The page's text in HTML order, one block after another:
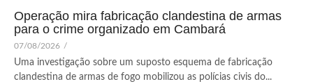
Operação mira fabricação clandestina de armas
para o crime organizado em Cambará
07/08/2026 /
Uma investigação sobre um suposto esquema de fabricação
clandestina de armas de fogo mobilizou as polícias civis do...